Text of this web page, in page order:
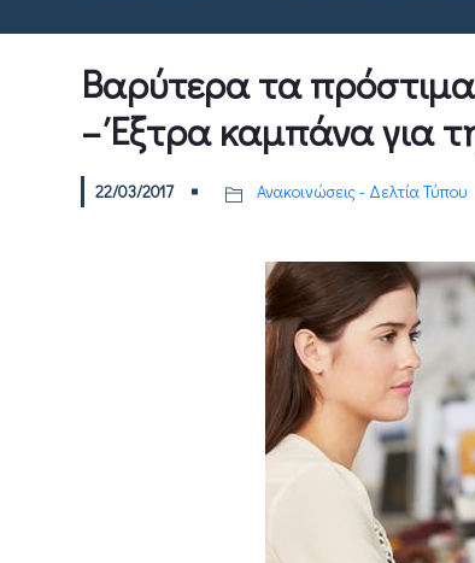
Βαρύτερα τα
– Έξτρα καμπάνα για
22/03/2017 Ανακοινώσεις - Δελτία Τύπου